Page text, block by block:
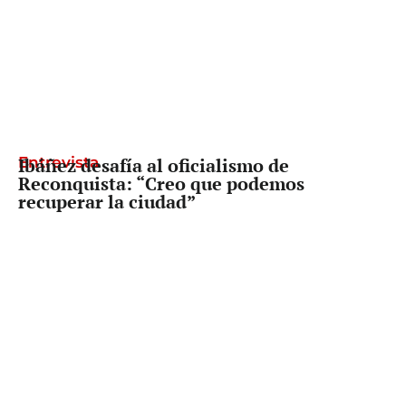
Entrevista
Ibáñez desafía al oficialismo de
Reconquista: “Creo que podemos
recuperar la ciudad”